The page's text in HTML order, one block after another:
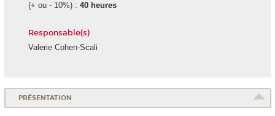
(+ ou - 10%) : 40 heures
Responsable(s)
Valerie Cohen-Scali
PRÉSENTATION